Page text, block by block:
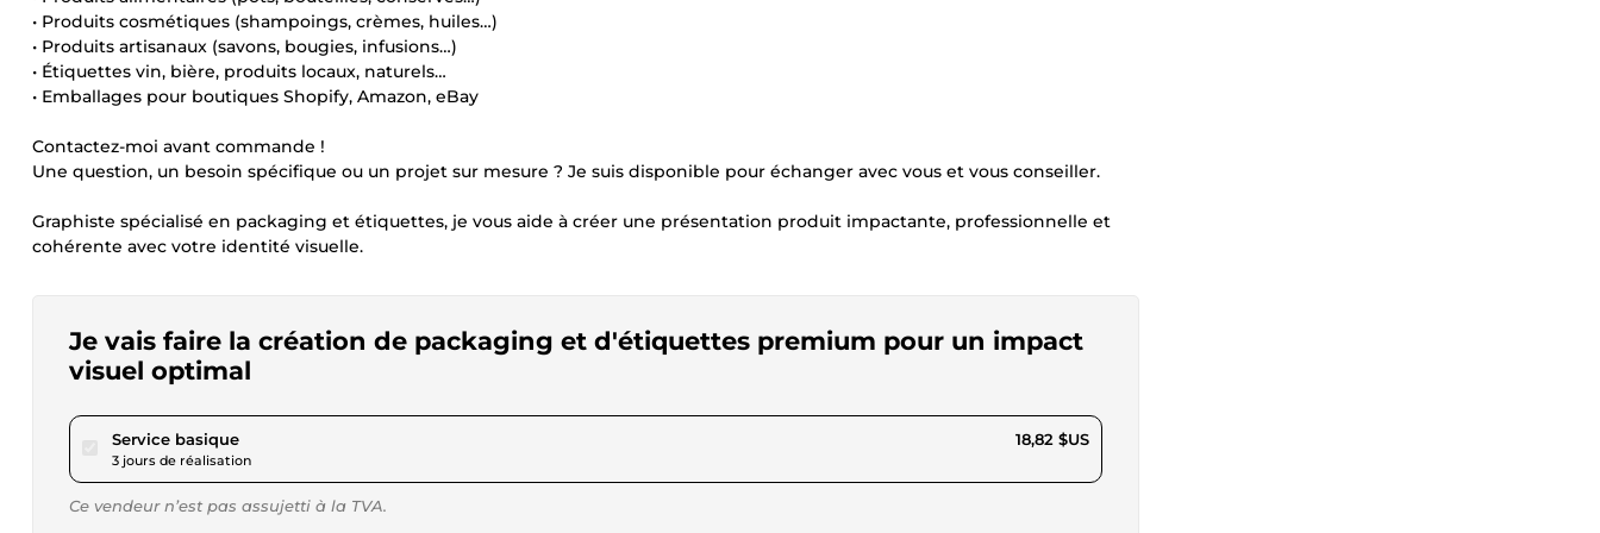
• Produits cosmétiques (shampoings, crèmes, huiles…)
• Produits artisanaux (savons, bougies, infusions…)
• Étiquettes vin, bière, produits locaux, naturels…
• Emballages pour boutiques Shopify, Amazon, eBay
Contactez-moi avant commande !
Une question, un besoin spécifique ou un projet sur mesure ? Je suis disponible pour échanger avec vous et vous conseiller.
Graphiste spécialisé en packaging et étiquettes, je vous aide à créer une présentation produit impactante, professionnelle et
cohérente avec votre identité visuelle.
Je vais faire la création de packaging et d'étiquettes premium pour un impact
visuel optimal
Service basiquepour 17,34 $US
3 jours de réalisation
18,82 $US
Ce vendeur n’est pas assujetti à la TVA.